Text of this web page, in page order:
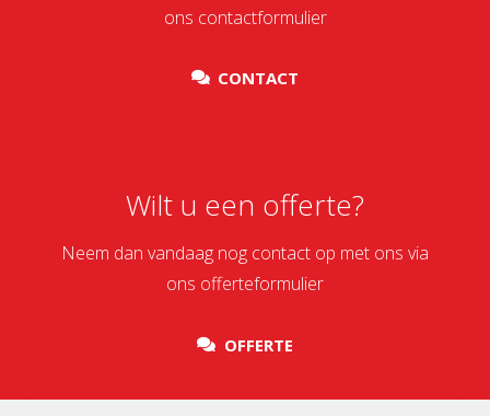
ons contactformulier
CONTACT
Wilt u een offerte?
Neem dan vandaag nog contact op met ons via
ons offerteformulier
OFFERTE